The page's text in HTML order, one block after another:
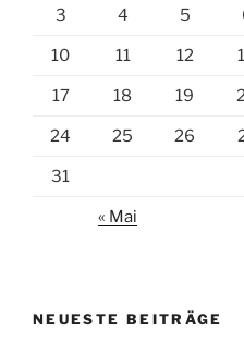
3 4 5
10 11 12
17 18 19
24 25 26
31
« Mai
NEUESTE BEITRÄGE